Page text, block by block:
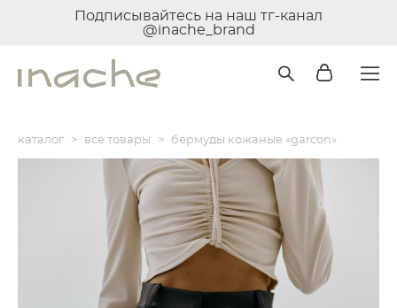
Подписывайтесь на наш тг-канал
@inache_brand
каталог > все товары > бермуды кожаные «garcon»